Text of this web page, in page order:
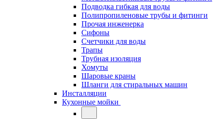
Подводка гибкая для воды
Полипропиленовые трубы и фитинги
Прочая инженерка
Сифоны
Счетчики для воды
Трапы
Трубная изоляция
Хомуты
Шаровые краны
Шланги для стиральных машин
Инсталляции
Кухонные мойки